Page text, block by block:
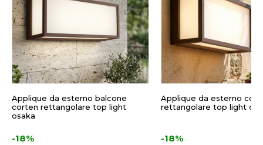
Applique da esterno balcone
corten rettangolare top light
osaka
-18%
Applique da esterno
rettangolare top light
-18%